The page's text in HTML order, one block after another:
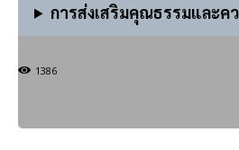
การส่งเสริมคุณธรรมและค
1386